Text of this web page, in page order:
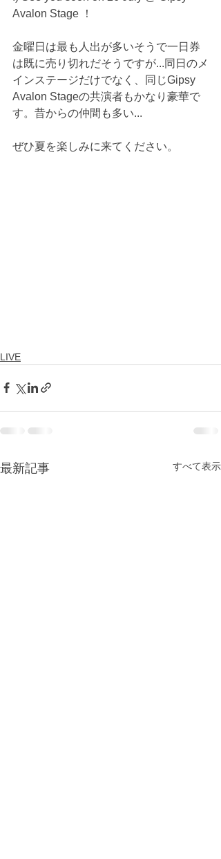
Avalon Stage ！
金曜日は最も人出が多いそうで一日券
は既に売り切れだそうですが...同日のメ
インステージだけでなく、同じGipsy
Avalon Stageの共演者もかなり豪華で
す。昔からの仲間も多い...
ぜひ夏を楽しみに来てください。
LIVE
最新記事 すべて表示